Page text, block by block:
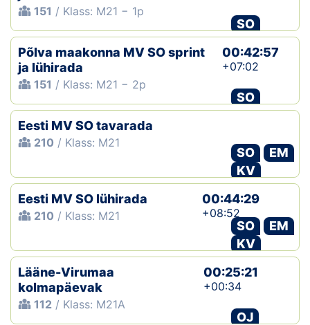
151 / Klass: M21 − 1p
SO
Põlva maakonna MV SO sprint
ja lühirada
151 / Klass: M21 − 2p
00:42:57
+07:02
SO
Eesti MV SO tavarada
210 / Klass: M21
SO
EM
KV
Eesti MV SO lühirada
210 / Klass: M21
00:44:29
+08:52
SO
EM
KV
Lääne-Virumaa
kolmapäevak
112 / Klass: M21A
00:25:21
+00:34
OJ